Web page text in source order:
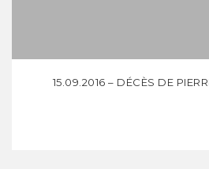
15.09.2016 – DÉCÈS DE